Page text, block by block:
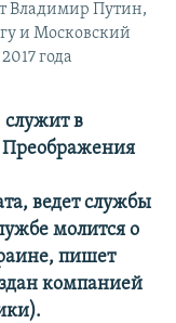
Владимир Путин,
и Московский
года
в
Преображения
ведет службы
молится о
пишет
компанией